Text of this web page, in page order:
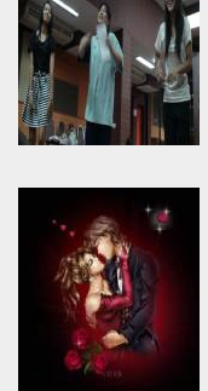
will throw an Error in a future
version of PHP) in
/home/keedkean/
on line
534
J'aime chaque seconde รักเธอ
ทุกวินาที
Warning: Use of undefined
constant article_topic -
assumed 'article_topic' (this
will throw an Error in a future
version of PHP) in
/home/keedkean/
on line534
My Music เสียงดนตรีนี้ฉันให้
เธอ